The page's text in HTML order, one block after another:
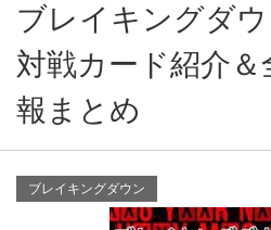
ブレイキングダ
対戦カード紹介＆
報まとめ
ブレイキングダウン